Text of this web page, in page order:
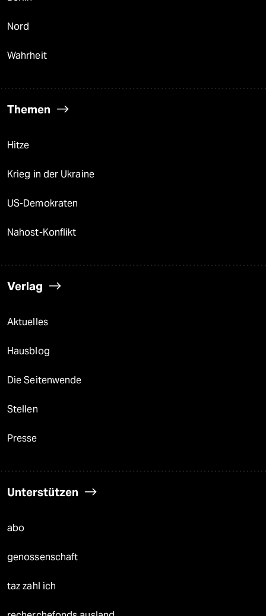
Nord
Wahrheit
Themen
Hitze
Krieg in der Ukraine
US-Demokraten
Nahost-Konflikt
Verlag
Aktuelles
Hausblog
Die Seitenwende
Stellen
Presse
Unterstützen
abo
genossenschaft
taz zahl ich